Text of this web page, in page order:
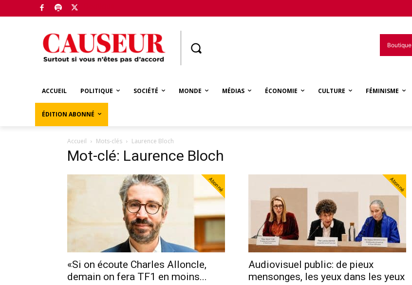
Boutique
ACCUEIL POLITIQUE SOCIÉTÉ MONDE MÉDIAS ÉCONOMIE CULTURE FÉMINISME
ÉDITION ABONNÉ
Accueil Mots-clés Laurence Bloch
Mot-clé: Laurence Bloch
Abonné
«Si on écoute Charles Alloncle,
demain on fera TF1 en moins...
Abonné
Audiovisuel public: de pieux
mensonges, les yeux dans les yeux